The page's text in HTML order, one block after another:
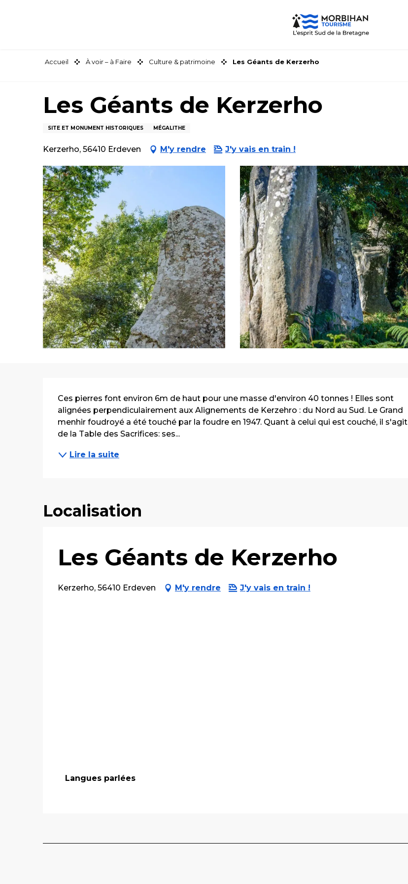
Accueil À voir – à Faire Culture & patrimoine Les Géants de Kerzerho
Les Géants de Kerzerho
SITE ET MONUMENT HISTORIQUES MÉGALITHE
Kerzerho, 56410 Erdeven M'y rendre J'y vais en train !
Description
Ces pierres font environ 6m de haut pour une masse d'environ 40 tonnes ! Elles sont
alignées perpendiculairement aux Alignements de Kerzehro : du Nord au Sud. Le Grand
menhir foudroyé a été touché par la foudre en 1947. Quant à celui qui est couché, il s'agit
de la Table des Sacrifices: ses...
Lire la suite
Localisation
Les Géants de Kerzerho
Kerzerho, 56410 Erdeven M'y rendre J'y vais en train !
Langues parlées
Langues parlées